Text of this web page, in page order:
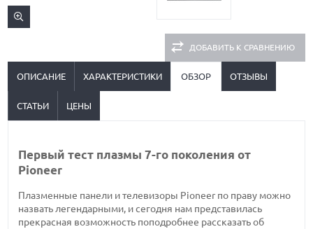
ДОБАВИТЬ К СРАВНЕНИЮ
ОПИСАНИЕ ХАРАКТЕРИСТИКИ ОБЗОР ОТЗЫВЫ
СТАТЬИ ЦЕНЫ
Первый тест плазмы 7-го поколения от
Pioneer
Плазменные панели и телевизоры Pioneer по праву можно
назвать легендарными, и сегодня нам представилась
прекрасная возможность поподробнее рассказать об